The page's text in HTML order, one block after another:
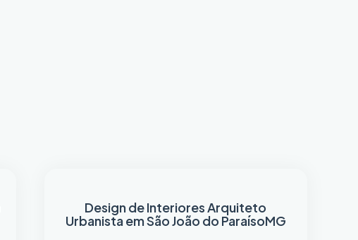
Design de InterioresArquiteto
Urbanista em São João do ParaísoMG